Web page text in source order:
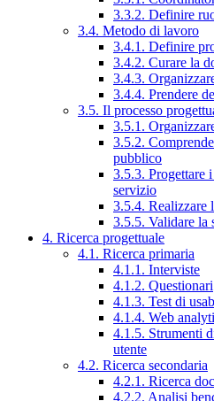
3.3.2. Definire
3.4. Metodo di lavoro
3.4.1. Definire
3.4.2. Curare la
3.4.3.
3.4.4. Prendere
3.5. Il processo
3.5.1.
3.5.2.
pubblico
3.5.3. Progettare
servizio
3.5.4. Realizzare
3.5.5. Validare la
4. Ricerca progettuale
4.1. Ricerca primaria
4.1.1. Interviste
4.1.2. Questionari
4.1.3. Test di
4.1.4. Web
4.1.5. Strumenti
utente
4.2. Ricerca secondaria
4.2.1. Ricerca
4.2.2. Analisi